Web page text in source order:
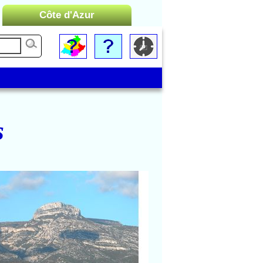
Côte d'Azur
Liste des Microrégions :
Cannes
Aubagne
Vue sur la montagne du
Garlaban